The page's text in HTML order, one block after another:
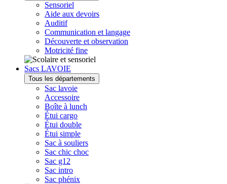
Sensoriel
Aide aux devoirs
Auditif
Communication et langage
Découverte et observation
Motricité fine
Sacs LAVOIE
Tous les départements
Sac lavoie
Accessoire
Boîte à lunch
Étui cargo
Étui double
Étui simple
Sac à souliers
Sac chic choc
Sac g12
Sac intro
Sac phénix